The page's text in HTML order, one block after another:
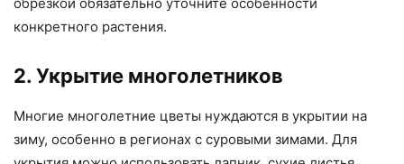
конкретного растения.
2. Укрытие многолетников
Многие многолетние цветы нуждаются в укрытии на
зиму, особенно в регионах с суровыми зимами. Для